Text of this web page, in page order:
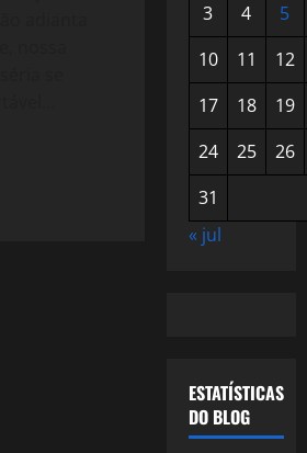
3 4
5
10
11
12
17
18
19
24
25
26
31
« jul
ESTATÍSTICAS
DO BLOG